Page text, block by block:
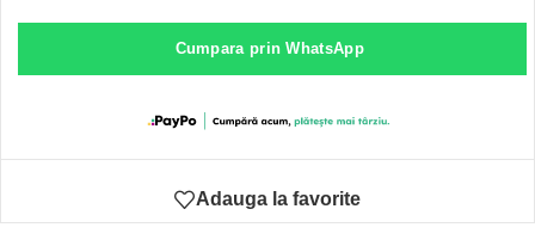
Cumpara prin WhatsApp
Adauga la favorite